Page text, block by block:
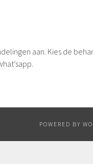
aan. Kies de
POWERED BY